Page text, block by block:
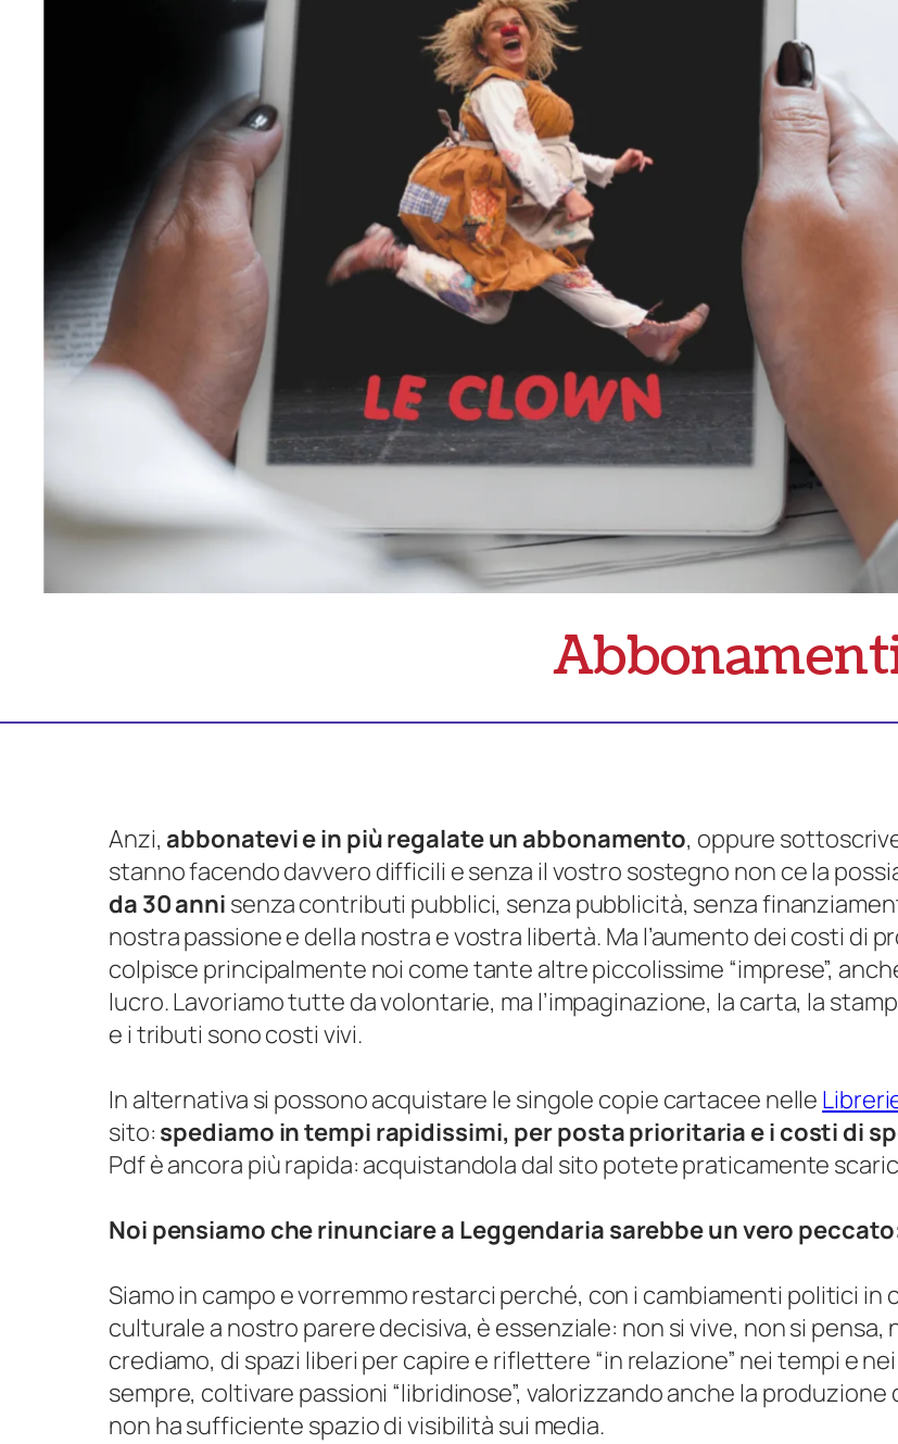
Anzi, abbonatevi e in più regalate un abbonamento, oppure
stanno facendo davvero difficili e senza il vostro sostegno non ce la
da 30 anni senza contributi pubblici, senza pubblicità, senza
nostra passione e della nostra e vostra libertà. Ma l’aumento dei costi di
colpisce principalmente noi come tante altre piccolissime “imprese”,
lucro. Lavoriamo tutte da volontarie, ma l’impaginazione, la carta, la
e i tributi sono costi vivi.
In alternativa si possono acquistare le singole copie cartacee nelle
sito: spediamo in tempi rapidissimi, per posta prioritaria e i costi di
Pdf è ancora più rapida: acquistandola dal sito potete praticamente
Noi pensiamo che rinunciare a Leggendaria sarebbe un vero
Siamo in campo e vorremmo restarci perché, con i cambiamenti politici
culturale a nostro parere decisiva, è essenziale: non si vive, non si pensa,
crediamo, di spazi liberi per capire e riflettere “in relazione” nei tempi e
sempre, coltivare passioni “libridinose”, valorizzando anche la
non ha sufficiente spazio di visibilità sui media.